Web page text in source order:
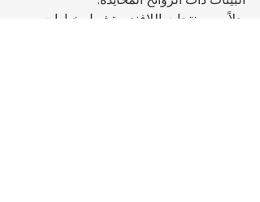
بدلاً من منتجات اللافندر، تشمل خيارات